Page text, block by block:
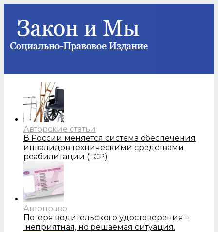
Авторские статьи
В России меняется система обеспечения
инвалидов техническими средствами
реабилитации (ТСР)
Автоправо
Потеря водительского удостоверения –
неприятная, но решаемая ситуация.